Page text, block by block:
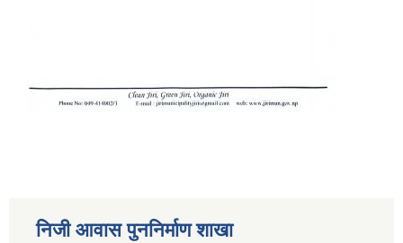
निजी आवास पुननिर्माण शाखा